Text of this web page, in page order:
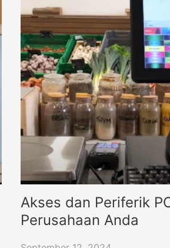
Akses dan Periferik
Perusahaan Anda